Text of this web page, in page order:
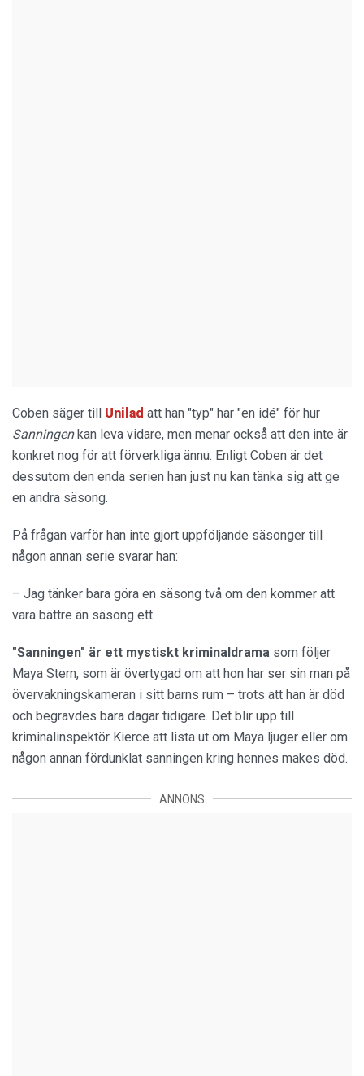
Coben säger till Unilad att han "typ" har "en idé" för hur
Sanningenkan leva vidare, men menar också att den inte är
konkret nog för att förverkliga ännu. Enligt Coben är det
dessutom den enda serien han just nu kan tänka sig att ge
en andra säsong.
På frågan varför han inte gjort uppföljande säsonger till
någon annan serie svarar han:
– Jag tänker bara göra en säsong två om den kommer att
vara bättre än säsong ett.
"Sanningen" är ett mystiskt kriminaldrama som följer
Maya Stern, som är övertygad om att hon har ser sin man på
övervakningskameran i sitt barns rum – trots att han är död
och begravdes bara dagar tidigare. Det blir upp till
kriminalinspektör Kierce att lista ut om Maya ljuger eller om
någon annan fördunklat sanningen kring hennes makes död.
ANNONS